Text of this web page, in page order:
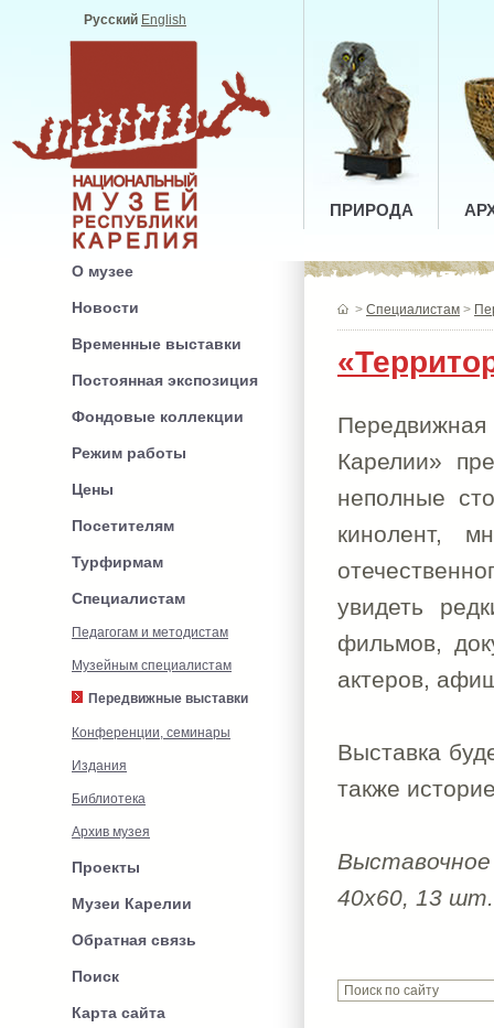
Русский English
ПРИРОДА
О музее
Новости
Временные выставки
Постоянная экспозиция
Фондовые коллекции
Режим работы
Цены
Посетителям
Турфирмам
Специалистам
Педагогам и методистам
Музейным специалистам
Передвижные выставки
Конференции, семинары
Издания
Библиотека
Архив музея
Проекты
Музеи Карелии
Обратная связь
Поиск
Карта сайта
> Специалистам >
Карелии»
неполные
кинолент,
увидеть
фильмов,
актеров,
Выставка
также
40x60, 13